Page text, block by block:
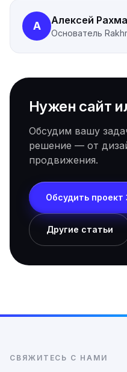
А Алексей
Основатель
Нужен сайт
Обсудим вашу
решение — от
продвижения.
Обсудить проект
Другие статьи
СВЯЖИТЕСЬ С НАМИ